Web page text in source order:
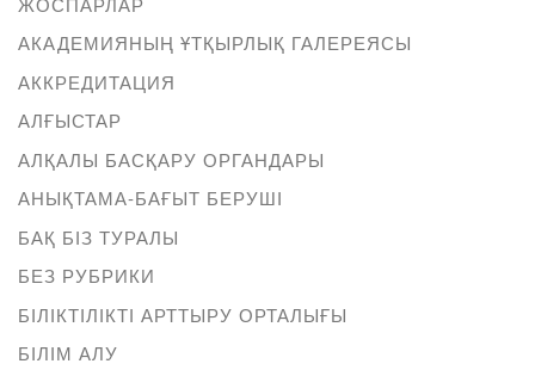
АКАДЕМИЯНЫҢ ҰТҚЫРЛЫҚ ГАЛЕРЕЯСЫ
АККРЕДИТАЦИЯ
АЛҒЫСТАР
АЛҚАЛЫ БАСҚАРУ ОРГАНДАРЫ
АНЫҚТАМА-БАҒЫТ БЕРУШІ
БАҚ БІЗ ТУРАЛЫ
БЕЗ РУБРИКИ
БІЛІКТІЛІКТІ АРТТЫРУ ОРТАЛЫҒЫ
БІЛІМ АЛУ